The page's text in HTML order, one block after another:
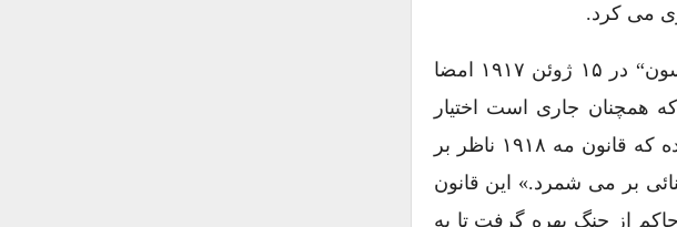
می کرد.
آنروزگار هم زمانه قوانین استثنائی بود. قانون ناظر بر جاسوسی، که پرزیدنت ”وودرو ویلسون“ در ۱۵ ژوئن ۱۹۱۷ امضا
همچنان جاری است اختیار
قانونی پیگرد قضائی سال ۲۰۱۳ را علیه آقای ”ادوارد سنودن“ فراهم آورد. ”کرشباوم“ آورده که قانون مه ۱۹۱۸ ناظر بر
بر می شمرد.» این قانون
از جنگ بهره گرفت تا به